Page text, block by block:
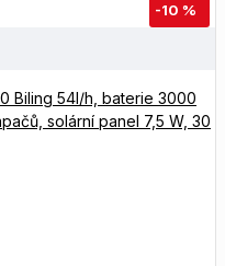
-10 %
Biling 54l/h, baterie 3000
solární panel 7,5 W, 30